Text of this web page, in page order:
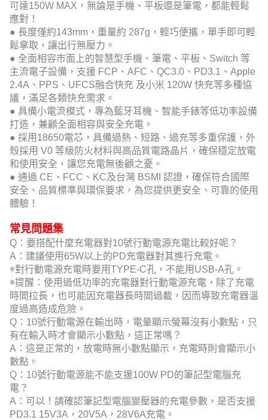
可達150W MAX，無論是手機、平板還是筆電，都能輕鬆
應對！
● 長度僅約143mm，重量約 287g，輕巧便攜，單手即可輕
鬆拿取，讓出行無壓力。
● 全面相容市面上的智慧型手機、筆電、平板、Switch 等
主流電子設備，支援 FCP、AFC、QC3.0、PD3.1、Apple
2.4A、PPS、UFCS融合快充 及小米 120W 快充等多種協
議，滿足各類快充需求。
● 具備小電流模式，專為藍牙耳機、智能手錶等低功率設備
打造，兼顧全面相容與安全充電。
● 採用18650電芯，具備過熱、短路、過充等多重保護，外
殼採用 V0 等級防火材料與高品質電路晶片，確保穩定放電
和使用安全，讓您充電無後顧之憂。
● 通過 CE、FCC、KC及台灣 BSMI 認證，確保符合國際
安全、品質標準與環保要求，為您提供更安全、可靠的使用
體驗！
常見問題集
Q：要搭配什麼充電器對10號行動電源充電比較好呢？
A：建議使用65W以上的PD充電器對其進行充電。
※對行動電源充電時要用TYPE-C孔，不能用USB-A孔。
※提醒：使用過低功率的充電器對行動電源充電，除了充電
時間拉長，也可能因充電器長時間過載，因而導致充電器溫
度過高造成危險。
Q：10號行動電源在輸出時，電量顯示螢幕沒有小數點，只
有在輸入時才會顯示小數點，這正常嗎？
A：這是正常的，放電時無小數點顯示，充電時則會顯示小
數點。
Q：10號行動電源能不能支援100W PD的筆記型電腦充
電？
A：可以！請確認筆記型電腦變壓器的充電參數，是否支援
PD3.1 15V3A，20V5A，28V6A充電。